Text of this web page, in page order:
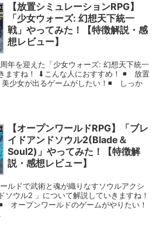
【放置シミュレーションRPG】
「少女ウォーズ: 幻想天下統一
戦」やってみた！【特徴解説・感
想レビュー】
年を迎えた「少女ウォーズ: 幻想天下統一
ますね！ ⬇︎こんな人におすすめ！ ◾️ 放置
少女が出るゲームがしたい！◾️ しっか
【オープンワールドRPG】「ブレ
イドアンドソウル2(Blade＆
Soul2)」やってみた！【特徴解
説・感想レビュー】
ルドで武術と魂が織りなすソウルアクシ
ソウル2 」について解説していきますね！
オープンワールドのゲームがやりたい！